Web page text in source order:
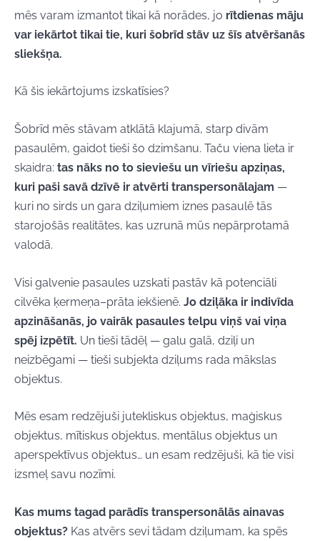
mēs varam izmantot tikai kā norādes, jo rītdienas māju
var iekārtot tikai tie, kuri šobrīd stāv uz šīs atvēršanās
sliekšņa.
Kā šis iekārtojums izskatīsies?
Šobrīd mēs stāvam atklātā klajumā, starp divām
pasaulēm, gaidot tieši šo dzimšanu. Taču viena lieta ir
skaidra: tas nāks no to sieviešu un vīriešu apziņas,
kuri paši savā dzīvē ir atvērti transpersonālajam —
kuri no sirds un gara dziļumiem iznes pasaulē tās
starojošās realitātes, kas uzrunā mūs nepārprotamā
valodā.
Visi galvenie pasaules uzskati pastāv kā potenciāli
cilvēka ķermeņa–prāta iekšienē. Jo dziļāka ir indivīda
apzināšanās, jo vairāk pasaules telpu viņš vai viņa
spēj izpētīt. Un tieši tādēļ — galu galā, dziļi un
neizbēgami — tieši subjekta dziļums rada mākslas
objektus.
Mēs esam redzējuši jutekliskus objektus, maģiskus
objektus, mītiskus objektus, mentālus objektus un
aperspektīvus objektus… un esam redzējuši, kā tie visi
izsmeļ savu nozīmi.
Kas mums tagad parādīs transpersonālās ainavas
objektus? Kas atvērs sevi tādam dziļumam, ka spēs